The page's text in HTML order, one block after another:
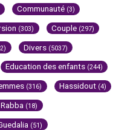
Communauté (3)
(303) Couple (297)
Divers (5037)
Education des enfants (244)
(316) Hassidout (4)
(18)
(51)